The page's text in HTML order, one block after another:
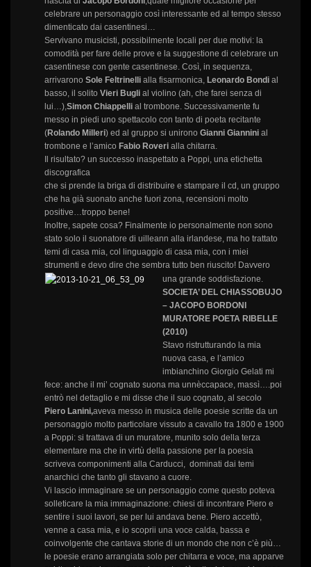
celebrare un personaggio così interessante ed al tempo stesso
dimenticato dai casentinesi…
Servivano musicisti, possibilmente locali per due motivi: la
comodità per fare delle prove e la suggestione di celebrare un
casentinese con gente casentinese. Così, in sequenza,
arrivarono Sole Feltrinellialla fisarmonica, Leonardo Bondial
basso, il solito Vieri Buglial violino (ah, che farei senza di
lui…), Simon Chiappellial trombone. Successivamente fu
messo in piedi uno spettacolo con tanto di poeta recitante
(Rolando Milleri) ed al gruppo si unirono Gianni Gianninial
trombone e l’amico Fabio Roverialla chitarra.
Il risultato? un successo inaspettato a Poppi, una etichetta
discografica
che si prende la briga di distribuire e stampare il cd, un gruppo
che ha già suonato anche fuori zona, recensioni molto
positive…troppo bene!
Inoltre, sapete cosa? Finalmente io personalmente non sono
stato solo il suonatore di uilleann alla irlandese, ma ho trattato
temi di casa mia, col linguaggio di casa mia, con i miei
strumenti e devo dire che sembra tutto ben riuscito! Davvero
una grande soddisfazione.
SOCIETA’ DEL CHIASSOBUJO
– JACOPO BORDONI
MURATORE POETA RIBELLE
(2010)
Stavo ristrutturando la mia
nuova casa, e l’amico
imbianchino Giorgio Gelati mi
fece: anche il mi’ cognato suona ma unnèccapace, massì….poi
entrò nel dettaglio e mi disse che il suo cognato, al secolo
Piero Lanini,aveva messo in musica delle poesie scritte da un
personaggio molto particolare vissuto a cavallo tra 1800 e 1900
a Poppi: si trattava di un muratore, munito solo della terza
elementare ma che in virtù della passione per la poesia
scriveva componimenti alla Carducci, dominati dai temi
anarchici che tanto gli stavano a cuore.
Vi lascio immaginare se un personaggio come questo poteva
solleticare la mia immaginazione: chiesi di incontrare Piero e
sentire i suoi lavori, se per lui andava bene. Piero accettò,
venne a casa mia, e io scoprii una voce calda, bassa e
coinvolgente che cantava storie di un mondo che non c’è più…
le poesie erano arrangiata solo per chitarra e voce, ma apparve